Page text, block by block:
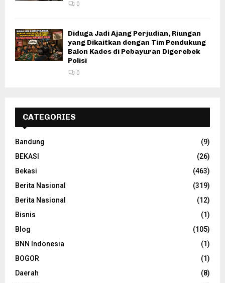
0
Diduga Jadi Ajang Perjudian, Riungan
yang Dikaitkan dengan Tim Pendukung
Balon Kades di Pebayuran Digerebek
Polisi
0
CATEGORIES
Bandung
(9)
BEKASI
(26)
Bekasi
(463)
Berita Nasional
(319)
Berita Nasional
(12)
Bisnis
(1)
Blog
(105)
BNN Indonesia
(1)
BOGOR
(1)
Daerah
(8)